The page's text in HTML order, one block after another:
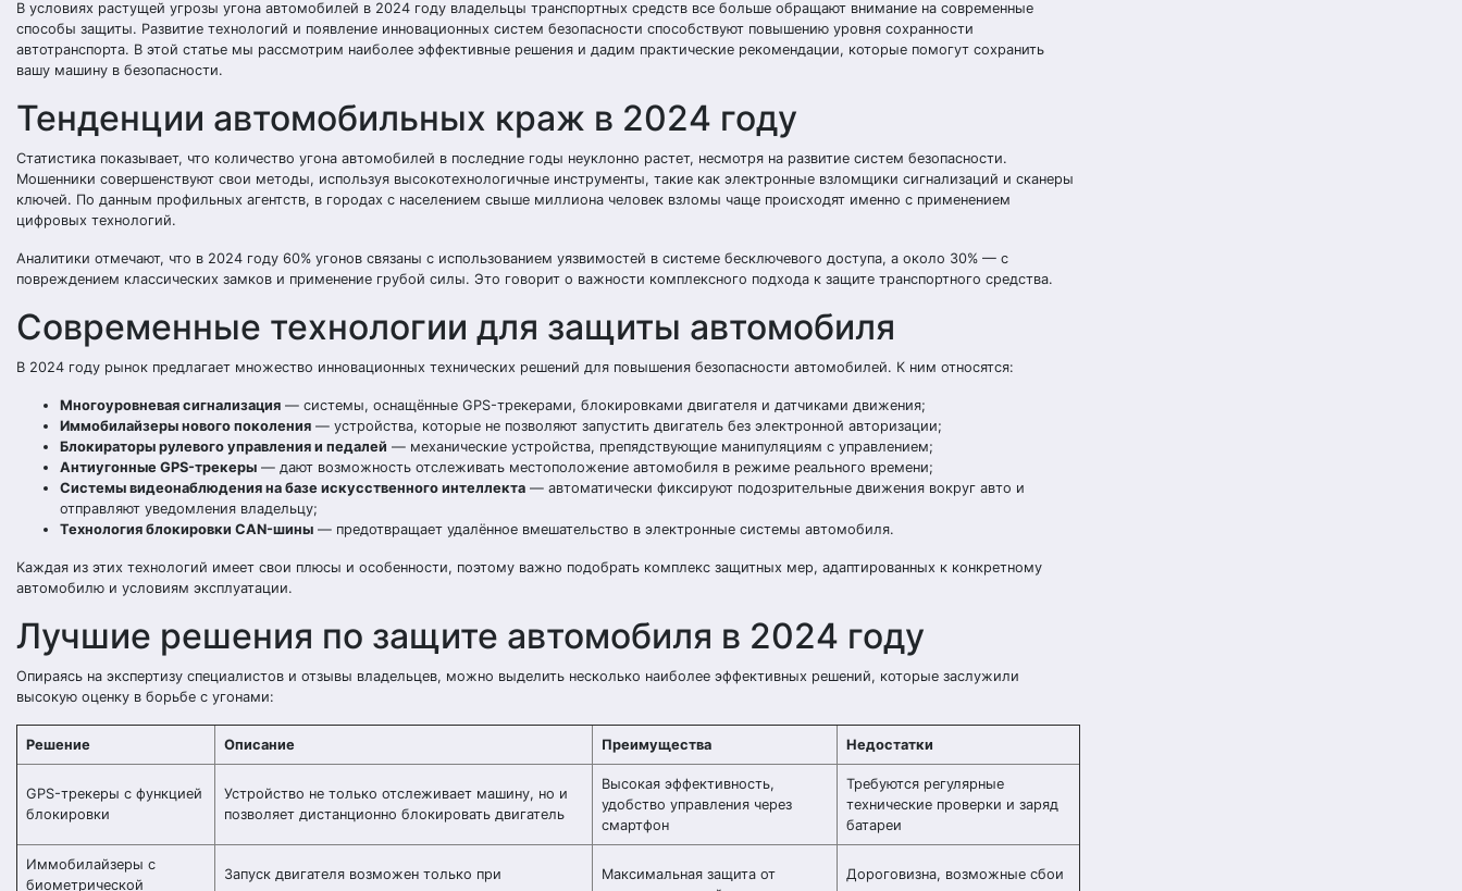
В условиях растущей угрозы угона автомобилей в 2024 году владельцы транспортных средств все больше обращают внимание на современные
способы защиты. Развитие технологий и появление инновационных систем безопасности способствуют повышению уровня сохранности
автотранспорта. В этой статье мы рассмотрим наиболее эффективные решения и дадим практические рекомендации, которые помогут сохранить
вашу машину в безопасности.
Тенденции автомобильных краж в 2024 году
Статистика показывает, что количество угона автомобилей в последние годы неуклонно растет, несмотря на развитие систем безопасности.
Мошенники совершенствуют свои методы, используя высокотехнологичные инструменты, такие как электронные взломщики сигнализаций и сканеры
ключей. По данным профильных агентств, в городах с населением свыше миллиона человек взломы чаще происходят именно с применением
цифровых технологий.
Аналитики отмечают, что в 2024 году 60% угонов связаны с использованием уязвимостей в системе бесключевого доступа, а около 30% — с
повреждением классических замков и применение грубой силы. Это говорит о важности комплексного подхода к защите транспортного средства.
Современные технологии для защиты автомобиля
В 2024 году рынок предлагает множество инновационных технических решений для повышения безопасности автомобилей. К ним относятся:
Многоуровневая сигнализация — системы, оснащённые GPS-трекерами, блокировками двигателя и датчиками движения;
Иммобилайзеры нового поколения — устройства, которые не позволяют запустить двигатель без электронной авторизации;
Блокираторы рулевого управления и педалей — механические устройства, препядствующие манипуляциям с управлением;
Антиугонные GPS-трекеры — дают возможность отслеживать местоположение автомобиля в режиме реального времени;
Системы видеонаблюдения на базе искусственного интеллекта — автоматически фиксируют подозрительные движения вокруг авто и
отправляют уведомления владельцу;
Технология блокировки CAN-шины — предотвращает удалённое вмешательство в электронные системы автомобиля.
Каждая из этих технологий имеет свои плюсы и особенности, поэтому важно подобрать комплекс защитных мер, адаптированных к конкретному
автомобилю и условиям эксплуатации.
Лучшие решения по защите автомобиля в 2024 году
Опираясь на экспертизу специалистов и отзывы владельцев, можно выделить несколько наиболее эффективных решений, которые заслужили
высокую оценку в борьбе с угонами:
Решение Описание Преимущества Недостатки
GPS-трекеры с функцией
блокировки
Устройство не только отслеживает машину, но и
позволяет дистанционно блокировать двигатель
Высокая эффективность,
удобство управления через
смартфон
Требуются регулярные
технические проверки и заряд
батареи
Иммобилайзеры с
биометрической
Запуск двигателя возможен только при
Максимальная защита от
Дороговизна, возможные сбои